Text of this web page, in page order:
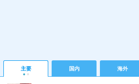
主要 国内 海外